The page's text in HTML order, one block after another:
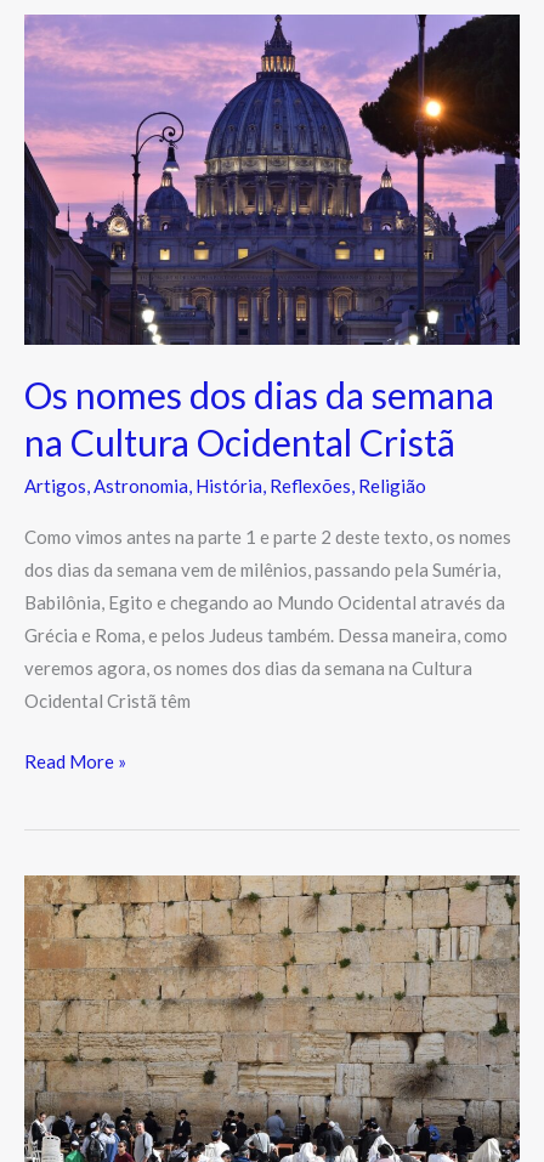
Os nomes dos dias da semana
na Cultura Ocidental Cristã
Artigos,Astronomia, História, Reflexões, Religião
Como vimos antes na parte 1 e parte 2 deste texto, os nomes
dos dias da semana vem de milênios, passando pela Suméria,
Babilônia, Egito e chegando ao Mundo Ocidental através da
Grécia e Roma, e pelos Judeus também. Dessa maneira, como
veremos agora, os nomes dos dias da semana na Cultura
Ocidental Cristã têm
Os
nomes
dias
da
semana
na
Cultura
Ocidental
Cristã
Read More »
Os
Dias
da
Semana
na
Cultura
Milenar
da
Suméria,